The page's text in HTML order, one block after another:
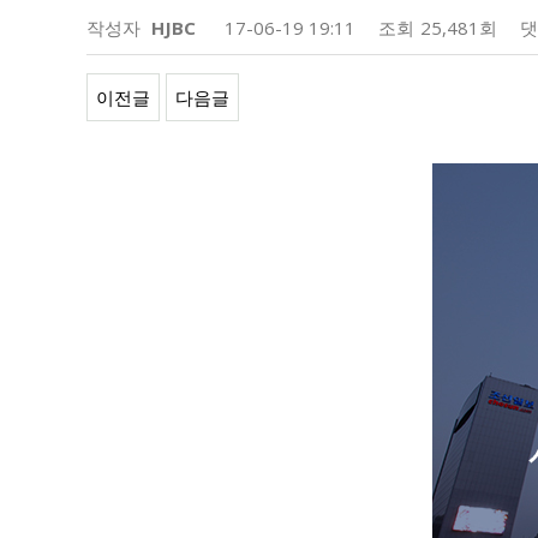
작성자 HJBC 17-06-19 19:11 조회 25,481회
이전글 다음글